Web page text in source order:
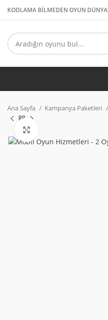
KODLAMA BİLMEDEN OYUN
Ana Sayfa Kampanya Paketleri